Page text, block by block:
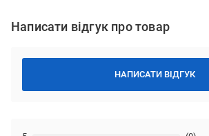
Написати відгук про товар
НАПИСАТИ ВІДГУК